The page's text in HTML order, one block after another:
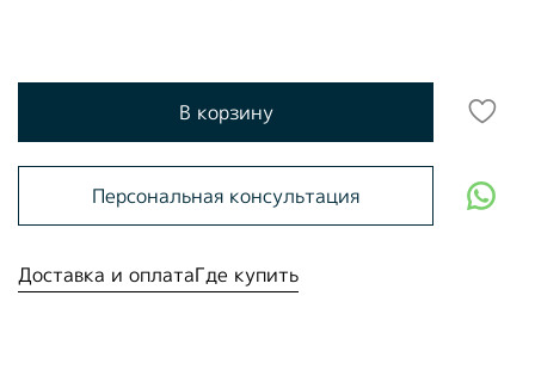
В корзину
Персональная консультация
Доставка и оплатаГде купить